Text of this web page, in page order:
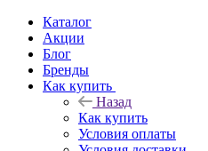
Каталог
Акции
Блог
Бренды
Как купить
Назад
Как купить
Условия оплаты